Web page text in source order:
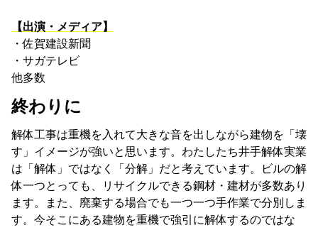
【出演・メディア】
・佐賀建設新聞
・サガテレビ
他多数
終わりに
解体工事は重機を入れて大きな音を出しながら建物を「壊
す」イメージが強いと思います。わたしたち井手解体実業
は「解体」ではなく「分解」だと考えています。ビルの解
体一つとっても、リサイクルできる鋼材・建材が多数あり
ます。また、廃棄する場合でも一つ一つ手作業で分別しま
す。今そこにある建物を重機で強引に解体するのではな